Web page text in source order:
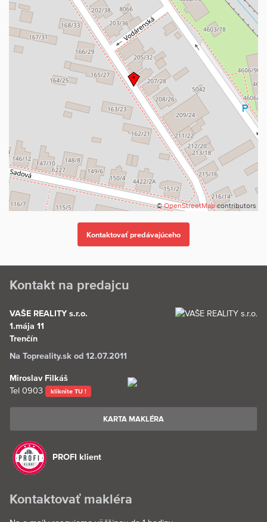
©OpenStreetMapcontributors
Kontakt na predajcu
VAŠE REALITY s.r.o.
1.mája 11
Trenčín
Na Topreality.sk od 12.07.2011
Miroslav Filkáš
Tel 0903 kliknite TU !
KARTA MAKLÉRA
PROFI klient
Kontaktovať makléra